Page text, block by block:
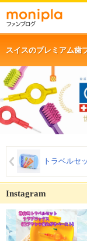
スイスのプレミアム歯
トラベルセ
Instagram